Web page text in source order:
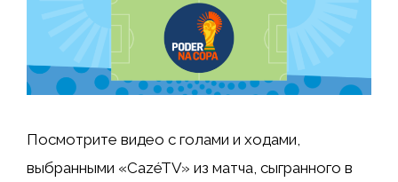
Посмотрите видео с голами и ходами,
выбранными «CazéTV» из матча, сыгранного в